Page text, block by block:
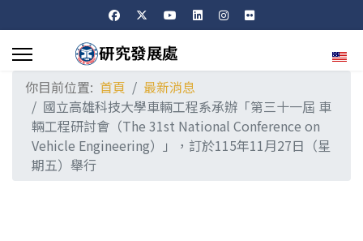
選擇
你目前位置: 首頁
最新消息
國立高雄科技大學車輛工程系承辦「第三十一屆 車
輛工程研討會（The 31st National Conference on
Vehicle Engineering）」，訂於115年11月27日（星
期五）舉行